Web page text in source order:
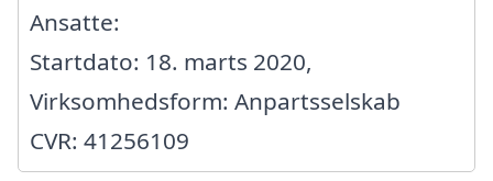
Ansatte:
Startdato: 18. marts 2020,
Virksomhedsform: Anpartsselskab
CVR: 41256109